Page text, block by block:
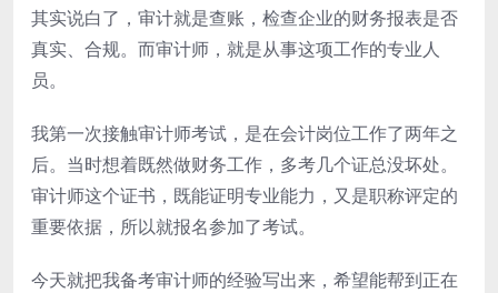
其实说白了，审计就是查账，检查企业的财务报表是否
真实、合规。而审计师，就是从事这项工作的专业人
员。
我第一次接触审计师考试，是在会计岗位工作了两年之
后。当时想着既然做财务工作，多考几个证总没坏处。
审计师这个证书，既能证明专业能力，又是职称评定的
重要依据，所以就报名参加了考试。
今天就把我备考审计师的经验写出来，希望能帮到正在